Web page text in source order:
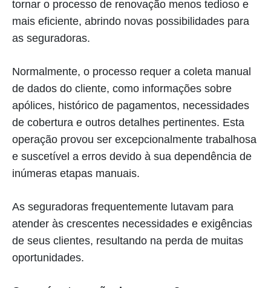
tornar o processo de renovação menos tedioso e
mais eficiente, abrindo novas possibilidades para
as seguradoras.
Normalmente, o processo requer a coleta manual
de dados do cliente, como informações sobre
apólices, histórico de pagamentos, necessidades
de cobertura e outros detalhes pertinentes. Esta
operação provou ser excepcionalmente trabalhosa
e suscetível a erros devido à sua dependência de
inúmeras etapas manuais.
As seguradoras frequentemente lutavam para
atender às crescentes necessidades e exigências
de seus clientes, resultando na perda de muitas
oportunidades.